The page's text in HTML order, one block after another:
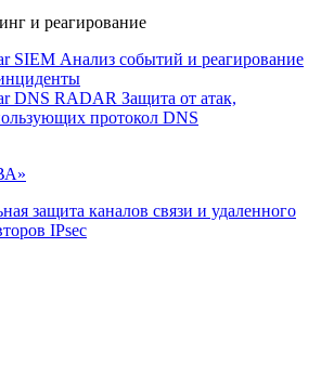
и реагирование
SIEM Анализ событий и реагирование
DNS RADAR Защита от атак,
протокол DNS
защита каналов связи и удаленного
IPsec